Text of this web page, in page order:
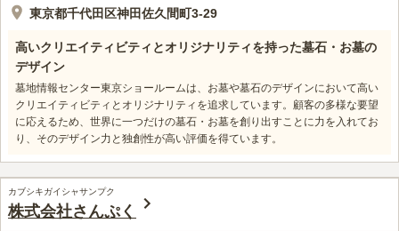
東京都千代田区神田佐久間町3-29
高いクリエイティビティとオリジナリティを持った墓石・お墓の
デザイン
墓地情報センター東京ショールームは、お墓や墓石のデザインにおいて高い
クリエイティビティとオリジナリティを追求しています。顧客の多様な要望
に応えるため、世界に一つだけの墓石・お墓を創り出すことに力を入れてお
り、そのデザイン力と独創性が高い評価を得ています。
カブシキガイシャサンプク
株式会社さんぷく